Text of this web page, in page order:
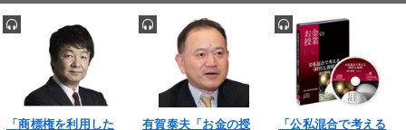
「商標権を利用した
有賀泰夫「お金の授
「公私混合で考える